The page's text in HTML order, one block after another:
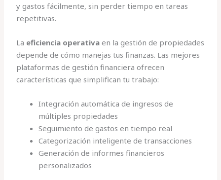
y gastos fácilmente, sin perder tiempo en tareas
repetitivas.
La eficiencia operativa en la gestión de propiedades
depende de cómo manejas tus finanzas. Las mejores
plataformas de gestión financiera ofrecen
características que simplifican tu trabajo:
Integración automática de ingresos de
múltiples propiedades
Seguimiento de gastos en tiempo real
Categorización inteligente de transacciones
Generación de informes financieros
personalizados